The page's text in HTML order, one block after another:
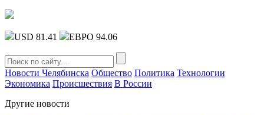
USD 81.41 ЕВРО 94.06
Новости Челябинска Общество Политика Технологии
Экономика Происшествия В России
Другие новости